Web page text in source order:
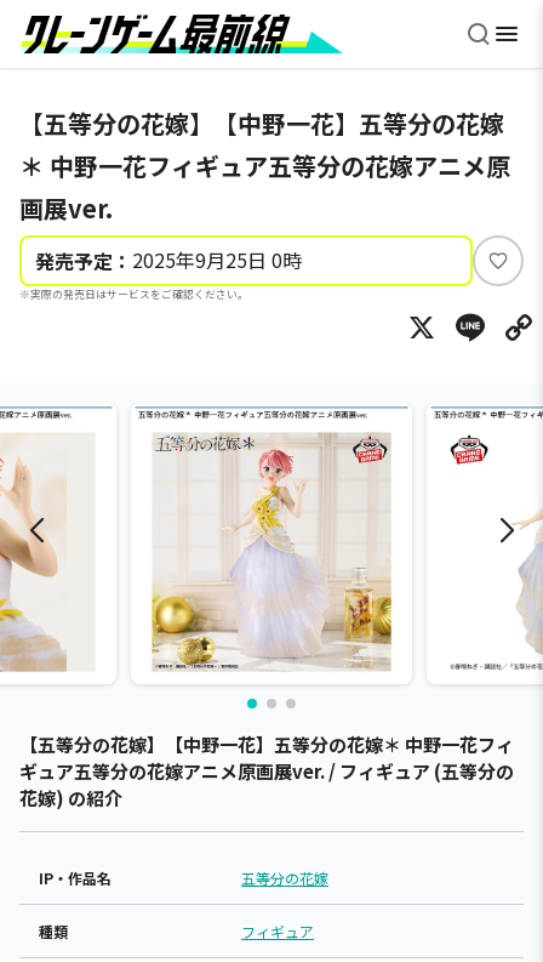
【五等分の花嫁】【中野一花】五等分の花嫁
＊ 中野一花フィギュア五等分の花嫁アニメ原
画展ver.
発売予定： 2025年9月25日 0時
※実際の発売日はサービスをご確認ください。
い
ね
X
【五等分の花嫁】【中野一花】五等分の花嫁＊ 中野一花フィ
ギュア五等分の花嫁アニメ原画展ver. / フィギュア (五等分の
花嫁) の紹介
IP・作品名 五等分の花嫁
種類 フィギュア